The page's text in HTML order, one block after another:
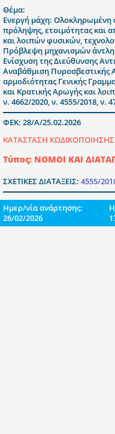
Θέμα:
Ενεργή μάχη:
πρόληψης, ετοιμότητας και
και λοιπών φυσικών,
Πρόβλεψη μηχανισμών
Ενίσχυση της Διεύθυνσης
Αναβάθμιση Πυροσβεστικής
αρμοδιότητας Γενικής
και Κρατικής Αρωγής και
ν. 4662/2020, ν. 4555/2018, ν.
ΦΕΚ: 28/Α/25.02.2026
ΚΑΤΑΣΤΑΣΗ ΚΩΔΙΚΟΠΟΙΗΣΗΣ
Τύπος: ΝΟΜΟΙ ΚΑΙ
ΣΧΕΤΙΚΕΣ ΔΙΑΤΑΞΕΙΣ: 4555/
Ημερ/νία ανάρτησης:
26/02/2026